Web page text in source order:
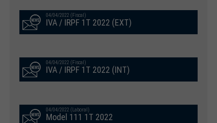
04/04/2022 (Fiscal)
IVA / IRPF 1T 2022 (EXT)
04/04/2022 (Fiscal)
IVA / IRPF 1T 2022 (INT)
04/04/2022 (Laboral)
Model 111 1T 2022